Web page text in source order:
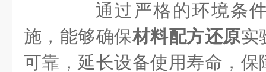
通过严格的环境条件
施，能够确保材料配方还原实
可靠，延长设备使用寿命，